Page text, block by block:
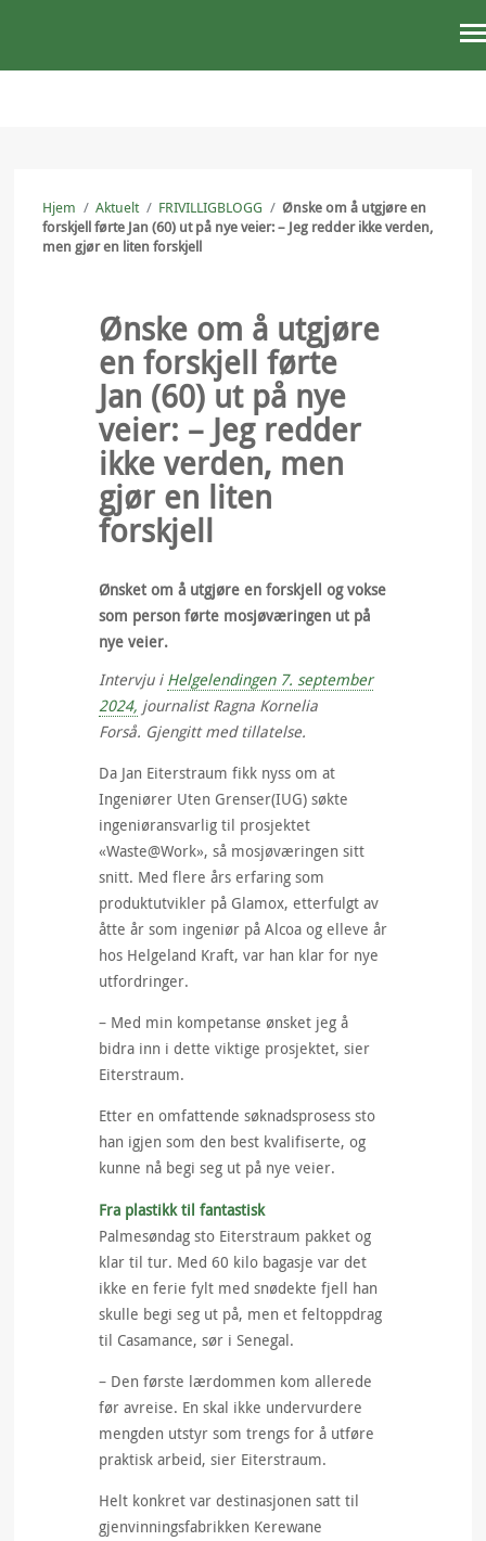
OM OSS
PRESSE
KONTAKT OSS
Hjem / Aktuelt / FRIVILLIGBLOGG / Ønske om å utgjøre en
forskjell førte Jan (60) ut på nye veier: – Jeg redder ikke verden,
men gjør en liten forskjell
Ønske om å utgjøre
en forskjell førte
Jan (60) ut på nye
veier: – Jeg redder
ikke verden, men
gjør en liten
forskjell
Ønsket om å utgjøre en forskjell og vokse
som person førte mosjøværingen ut på
nye veier.
Intervju i Helgelendingen 7. september
2024, journalist Ragna Kornelia
Forså. Gjengitt med tillatelse.
Da Jan Eiterstraum fikk nyss om at
Ingeniører Uten Grenser(IUG) søkte
ingeniøransvarlig til prosjektet
«Waste@Work», så mosjøværingen sitt
snitt. Med flere års erfaring som
produktutvikler på Glamox, etterfulgt av
åtte år som ingeniør på Alcoa og elleve år
hos Helgeland Kraft, var han klar for nye
utfordringer.
– Med min kompetanse ønsket jeg å
bidra inn i dette viktige prosjektet, sier
Eiterstraum.
Etter en omfattende søknadsprosess sto
han igjen som den best kvalifiserte, og
kunne nå begi seg ut på nye veier.
Fra plastikk til fantastisk
Palmesøndag sto Eiterstraum pakket og
klar til tur. Med 60 kilo bagasje var det
ikke en ferie fylt med snødekte fjell han
skulle begi seg ut på, men et feltoppdrag
til Casamance, sør i Senegal.
– Den første lærdommen kom allerede
før avreise. En skal ikke undervurdere
mengden utstyr som trengs for å utføre
praktisk arbeid, sier Eiterstraum.
Helt konkret var destinasjonen satt til
gjenvinningsfabrikken Kerewane